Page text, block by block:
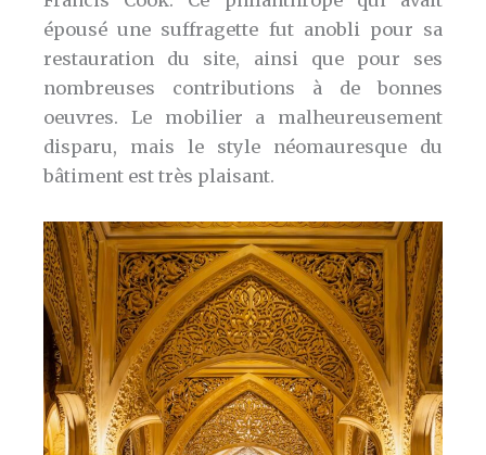
épousé une suffragette fut anobli pour sa
restauration du site, ainsi que pour ses
nombreuses contributions à de bonnes
oeuvres. Le mobilier a malheureusement
disparu, mais le style néomauresque du
bâtiment est très plaisant.